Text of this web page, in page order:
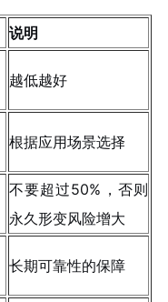
说明
越低越好
根据应用场景选择
不要超过50%，否则
永久形变风险增大
长期可靠性的保障